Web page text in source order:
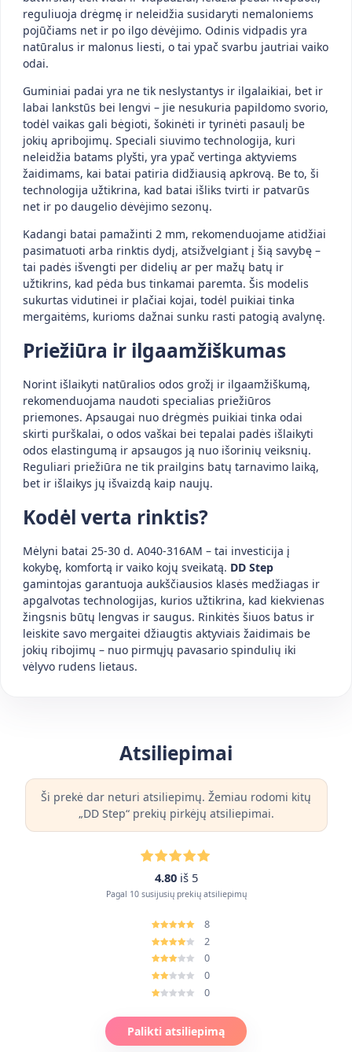
reguliuoja drėgmę ir neleidžia susidaryti nemaloniems
pojūčiams net ir po ilgo dėvėjimo. Odinis vidpadis yra
natūralus ir malonus liesti, o tai ypač svarbu jautriai vaiko
odai.
Guminiai padai yra ne tik neslystantys ir ilgalaikiai, bet ir
labai lankstūs bei lengvi – jie nesukuria papildomo svorio,
todėl vaikas gali bėgioti, šokinėti ir tyrinėti pasaulį be
jokių apribojimų. Speciali siuvimo technologija, kuri
neleidžia batams plyšti, yra ypač vertinga aktyviems
žaidimams, kai batai patiria didžiausią apkrovą. Be to, ši
technologija užtikrina, kad batai išliks tvirti ir patvarūs
net ir po daugelio dėvėjimo sezonų.
Kadangi batai pamažinti 2 mm, rekomenduojame atidžiai
pasimatuoti arba rinktis dydį, atsižvelgiant į šią savybę –
tai padės išvengti per didelių ar per mažų batų ir
užtikrins, kad pėda bus tinkamai paremta. Šis modelis
sukurtas vidutinei ir plačiai kojai, todėl puikiai tinka
mergaitėms, kurioms dažnai sunku rasti patogią avalynę.
Priežiūra ir ilgaamžiškumas
Norint išlaikyti natūralios odos grožį ir ilgaamžiškumą,
rekomenduojama naudoti specialias priežiūros
priemones. Apsaugai nuo drėgmės puikiai tinka odai
skirti purškalai, o odos vaškai bei tepalai padės išlaikyti
odos elastingumą ir apsaugos ją nuo išorinių veiksnių.
Reguliari priežiūra ne tik prailgins batų tarnavimo laiką,
bet ir išlaikys jų išvaizdą kaip naujų.
Kodėl verta rinktis?
Mėlyni batai 25-30 d. A040-316AM – tai investicija į
kokybę, komfortą ir vaiko kojų sveikatą. DD Step
gamintojas garantuoja aukščiausios klasės medžiagas ir
apgalvotas technologijas, kurios užtikrina, kad kiekvienas
žingsnis būtų lengvas ir saugus. Rinkitės šiuos batus ir
leiskite savo mergaitei džiaugtis aktyviais žaidimais be
jokių ribojimų – nuo pirmųjų pavasario spindulių iki
vėlyvo rudens lietaus.
Atsiliepimai
Ši prekė dar neturi atsiliepimų. Žemiau rodomi kitų
„DD Step“ prekių pirkėjų atsiliepimai.
4.80 iš 5
Pagal 10 susijusių prekių atsiliepimų
8
2
0
0
0
Palikti atsiliepimą